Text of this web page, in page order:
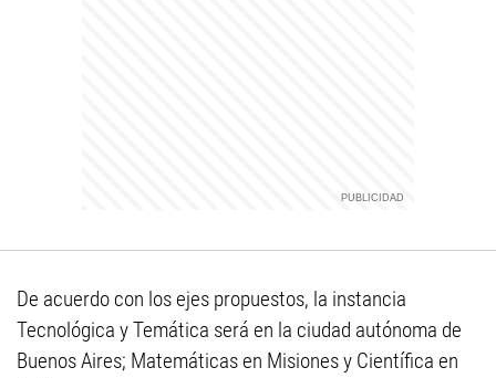
De acuerdo con los ejes propuestos, la instancia
Tecnológica y Temática será en la ciudad autónoma de
Buenos Aires; Matemáticas en Misiones y Científica en